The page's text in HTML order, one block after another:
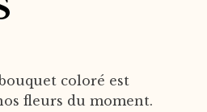
coloré est
fleurs du moment.